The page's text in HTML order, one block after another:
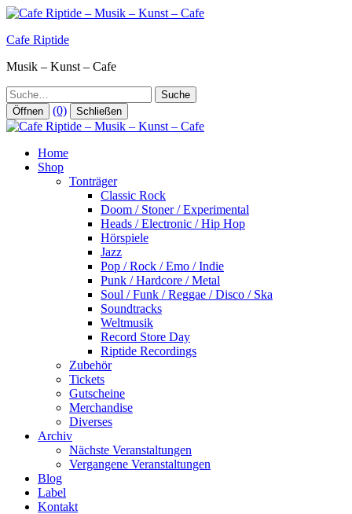
Zum
springen
Cafe Riptide
Musik – Kunst – Cafe
Suche
Öffnen (0) Schließen
Home
Shop
Tonträger
Classic Rock
Doom / Stoner / Experimental
Heads / Electronic / Hip Hop
Hörspiele
Jazz
Pop / Rock / Emo / Indie
Punk / Hardcore / Metal
Soul / Funk / Reggae / Disco / Ska
Soundtracks
Weltmusik
Record Store Day
Riptide Recordings
Zubehör
Tickets
Gutscheine
Merchandise
Diverses
Archiv
Nächste Veranstaltungen
Vergangene Veranstaltungen
Blog
Label
Kontakt